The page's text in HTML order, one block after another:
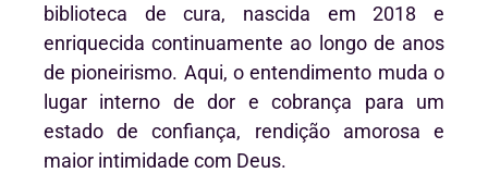
biblioteca de cura, nascida em 2018 e
enriquecida continuamente ao longo de anos
de pioneirismo. Aqui, o entendimento muda o
lugar interno de dor e cobrança para um
estado de confiança, rendição amorosa e
maior intimidade com Deus.